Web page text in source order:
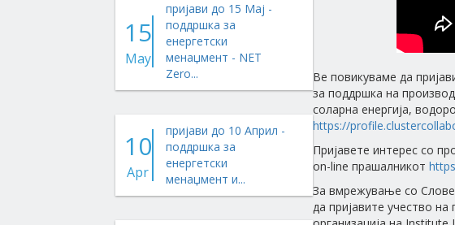
15
May
пријави до 15 Мај -
поддршка за
енергетски
менаџмент - NET
Zero...
10
Apr
пријави до 10 Април -
поддршка за
енергетски
менаџмент и...
Ве повикуваме да
за поддршка на
соларна енергија,
https://
Пријавете интерес со
on-line прашалникот
За вмрежување со
да пријавите учество